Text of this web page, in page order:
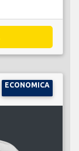
ECONOMICA